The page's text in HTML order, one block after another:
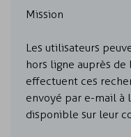
Mission
Les utilisateurs
hors ligne auprès de
effectuent ces
envoyé par e-mail à
disponible sur leur